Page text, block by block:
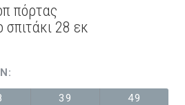
πόρτας
σπιτάκι 28 εκ
39 49